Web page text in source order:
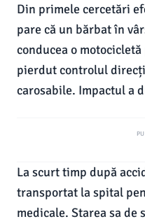
Din primele cercetări
pare că un bărbat în
conducea o
pierdut controlul
carosabile. Impactul a
La scurt timp după
transportat la spital
medicale. Starea sa de